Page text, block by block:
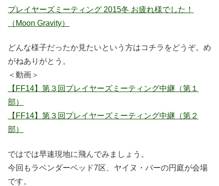
プレイヤーズミーティング 2015冬 お疲れ様でした！
（Moon Gravity）
どんな様子だったか見たいという方はコチラをどうぞ。め
がねありがとう。
＜動画＞
【FF14】第３回プレイヤーズミーティング中継（第１
部）
【FF14】第３回プレイヤーズミーティング中継（第２
部）
ではでは早速現地に飛んでみましょう。
今回もラベンダーベッド7区、ヤイヌ・パーの円庭が会場
です。